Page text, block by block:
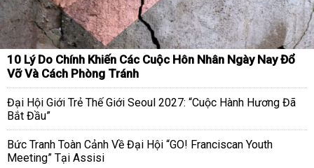
10 Lý Do Chính Khiến Các Cuộc Hôn Nhân Ngày Nay Đổ
Vỡ Và Cách Phòng Tránh
Đại Hội Giới Trẻ Thế Giới Seoul 2027: “Cuộc Hành Hương Đã
Bắt Đầu”
Bức Tranh Toàn Cảnh Về Đại Hội “GO! Franciscan Youth
Meeting” Tại Assisi